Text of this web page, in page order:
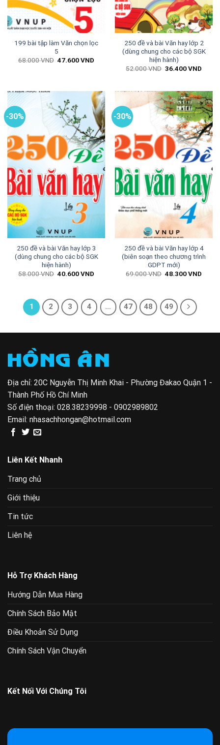
199 bài tập làm Văn chọn lọc
5
68.000VND Giá
47.600VND
250 đề và bài Văn hay lớp 2
(dùng chung cho các bộ SGK
hiện hành)
52.000VND Giá
36.400VND
-30%
250 đề và bài Văn hay lớp 3
(dùng chung cho các bộ SGK
hiện hành)
58.000VND Giá
40.600VND
40.600 VND.
-30%
250 đề và bài Văn hay lớp 4
(biên soạn theo chương trình
GDPT mới)
69.000VND Giá
48.300VND
1 2 3 4 … 47 48 49
Địa chỉ: 20C Nguyễn Thị Minh Khai - Phường Đakao Quận 1 -
Thành Phố Hồ Chí Minh
Số điện thoại: 028.38239998 - 0902989802
Email: nhasachhongan@hotmail.com
Liên Kết Nhanh
Trang chủ
Giới thiệu
Tin tức
Liên hệ
Hỗ Trợ Khách Hàng
Hướng Dẫn Mua Hàng
Chính Sách Bảo Mật
Điều Khoản Sử Dụng
Chính Sách Vận Chuyển
Kết Nối Với Chúng Tôi